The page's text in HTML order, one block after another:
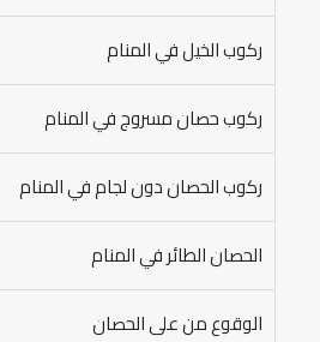
ركوب الخيل في المنام
ركوب حصان مسروج في المنام
ركوب الحصان دون لجام في المنام
الحصان الطائر في المنام
الوقوع من على الحصان